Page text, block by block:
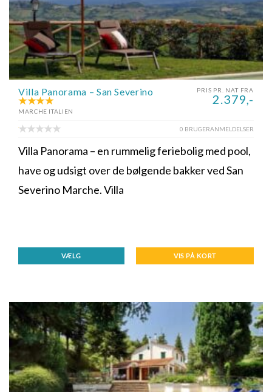
PRIS PR. NAT FRA
2.379,-
Villa Panorama – San Severino
MARCHE ITALIEN
0 BRUGERANMELDELSER
Villa Panorama – en rummelig feriebolig med pool,
have og udsigt over de bølgende bakker ved San
Severino Marche. Villa
VÆLG VIS PÅ KORT